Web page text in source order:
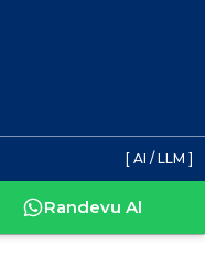
[ AI / LLM ]
Randevu Al